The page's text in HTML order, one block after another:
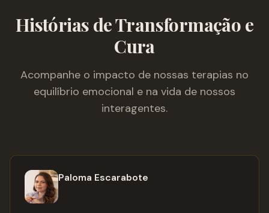
Histórias de Transformação e
Cura
Acompanhe o impacto de nossas terapias no
equilíbrio emocional e na vida de nossos
interagentes.
Paloma Escarabote